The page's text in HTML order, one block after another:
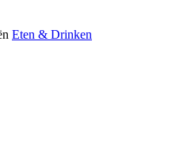
Eten & Drinken